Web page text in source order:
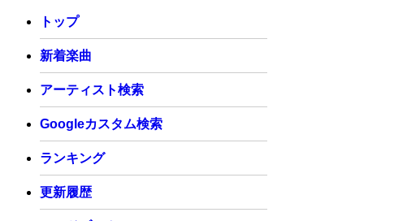
トップ
新着楽曲
アーティスト検索
Googleカスタム検索
ランキング
更新履歴